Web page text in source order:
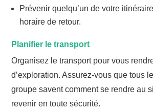
Prévenir quelqu’un de votre
horaire de retour.
Planifier le transport
Organisez le transport pour vous
d’exploration. Assurez-vous que tous
groupe savent comment se rendre au
revenir en toute sécurité.